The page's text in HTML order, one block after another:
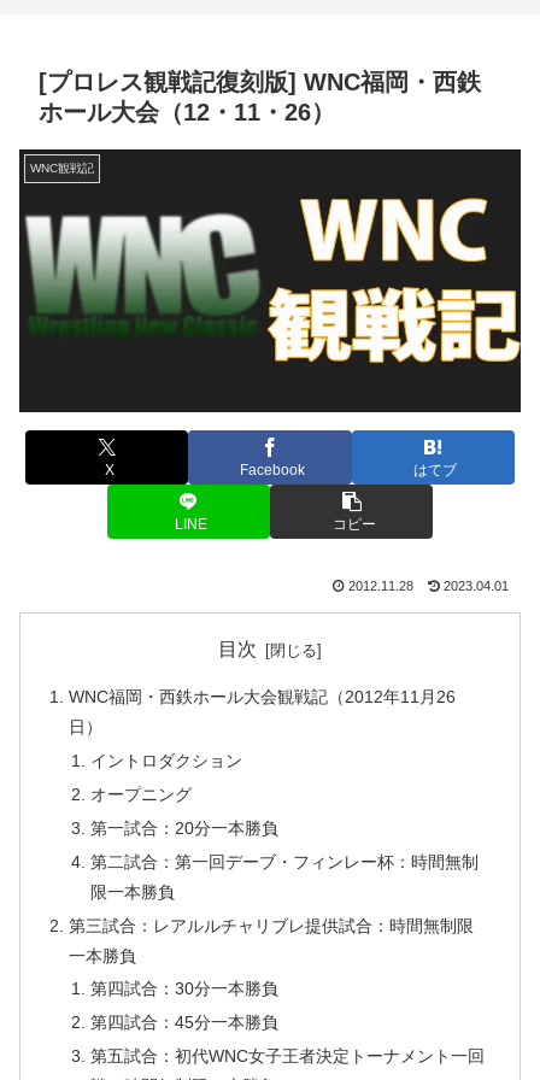
[プロレス観戦記復刻版] WNC福岡・西鉄
ホール大会（12・11・26）
WNC観戦記
X Facebook はてブ
LINE コピー
2012.11.28 2023.04.01
目次
WNC福岡・西鉄ホール大会観戦記（2012年11月26
日）
イントロダクション
オープニング
第一試合：20分一本勝負
第二試合：第一回デーブ・フィンレー杯：時間無制
限一本勝負
第三試合：レアルルチャリブレ提供試合：時間無制限
一本勝負
第四試合：30分一本勝負
第四試合：45分一本勝負
第五試合：初代WNC女子王者決定トーナメント一回